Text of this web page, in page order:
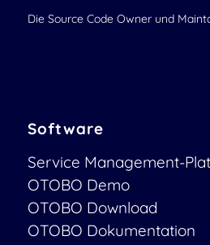
Die Source Code Owner und
Software
Service Management-
OTOBO Demo
OTOBO Download
OTOBO Dokumentation